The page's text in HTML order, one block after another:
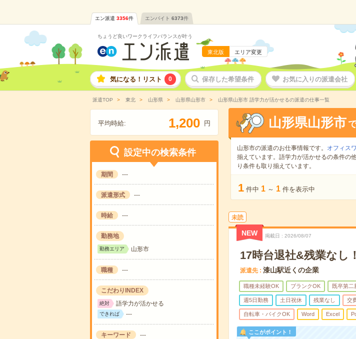
エン派遣 3356件 エンバイト 6373件
ちょうど良いワークライフバランスが叶う
東北版 エリア変更
気になる！リスト 0 保存した希望条件 お気に入りの派遣会社
派遣TOP 東北 山形県 山形県山形市 山形県山形市 語学力が活かせるの派遣の仕事一覧
平均時給: 1,200 円
設定中の検索条件
期間 ---
派遣形式 ---
時給 ---
勤務地
勤務エリア 山形市
職種 ---
こだわりINDEX
絶対 語学力が活かせる
できれば ---
キーワード ---
山形県山形市
山形市の派遣のお仕事情報です。 オフィス
揃えています。語学力が活かせるの条件の他
り条件も取り揃えています。
1 件中 1 ～ 1 件を表示中
未読
NEW 掲載日 2026/08/07
17時台退社&残業なし
派遣先 漆山駅近くの企業
職種未経験OK ブランクOK 既卒第二
週5日勤務 土日祝休 残業なし 交
自転車・バイクOK Word Excel
ここがポイント！